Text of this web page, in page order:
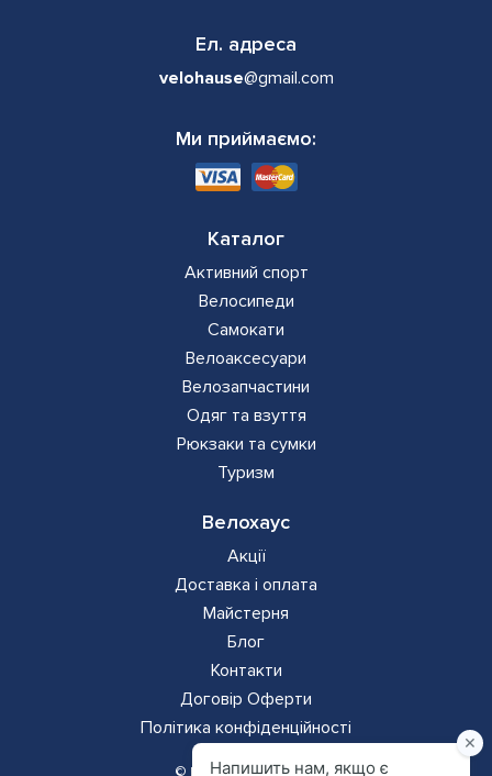
Каталог
Активний спорт
Велосипеди
Самокати
Велоаксесуари
Велозапчастини
Одяг та взуття
Рюкзаки та сумки
Туризм
Велохаус
Акції
Доставка і оплата
Майстерня
Блог
Контакти
Договір Оферти
Політика конфіденційності
Ел. адреса
velohause@gmail.com
Ми приймаємо:
© Всі права захищено